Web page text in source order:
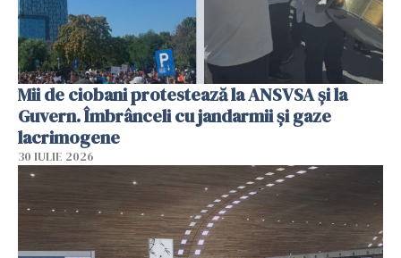
Mii de ciobani protestează la ANSVSA și la
Guvern. Îmbrânceli cu jandarmii și gaze
lacrimogene
30 IULIE 2026